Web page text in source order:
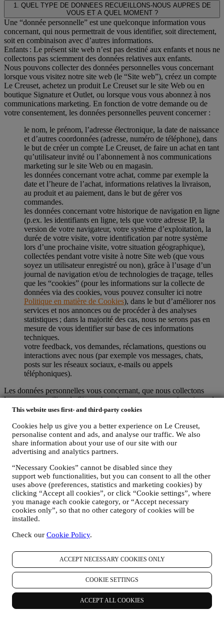
This website uses first- and third-party cookies
Cookies help us give you a better experience on Le Creuset,
personalise content and ads, and analyse our traffic. We also
share information about your use of our site with our
advertising and analytics partners.
“Necessary Cookies” cannot be disabled since they
support web functionalities, but you can consent to all the other
uses above (preferences, statistics and marketing cookies) by
clicking “Accept all cookies”, or click “Cookie settings”, where
you manage each cookie category, or “Accept necessary
cookies only”, so that no other category of cookies will be
installed.
Check our Cookie Policy.
ACCEPT NECESSARY COOKIES ONLY
COOKIE SETTINGS
ACCEPT ALL COOKIES
1. QUEL TYPE DE DONNEES RECUEILLONS-NOUS AUPRES DE
VOUS ET A QUEL MOMENT ?
Une “donnée personnelle” est une quelconque information vous
concernant, qui nous permettrait de vous identifier, soit directement,
soit en combinaison avec d’autres informations.
Enfants : Le présent site web n’est pas destiné aux enfants et nous ne
collectons pas sciemment des données relatives aux enfants.
Nous pouvons collecter des données personnelles vous concernant
lorsque vous visitez notre site web (le “Site web”), créez un compte
Le Creuset, achetez un produit Le Creuset sur le site Web ou en
boutique Signature et Outlet, ou lorsque vous vous abonnez à nos
communications marketing. En fonction de votre demande ou de
votre consentement, les données personnelles peuvent concerner :
le nom, le prénom, l’adresse électronique, la date de naissance
et d’autres coordonnées (adresse, numéro de téléphone), dans
le but de créer un compte Le Creuset, de faire un achat en tant
qu’utilisateur invité ou l’abonnement à nos communications
marketing sur le site Web ou en magasin.
les données concernant votre achat, comme par exemple la
date et l’heure de l’achat, informations relatives la livraison,
au produit et au paiement, dans le but de gérer vos
commandes.
les données concernant votre historique de navigation en ligne
(p.ex. les identifiants en ligne, tels que votre adresse IP, la
version de votre navigateur, votre système d’exploitation, la
durée de votre visite, votre identification par notre système
lors d’une prochaine visite, votre situation géographique),
collectées pendant votre visite à notre Site web (que vous
soyez un utilisateur enregistré ou non), grâce à l’usage d’un
journal de navigation et/ou de technologies de traçage, telles
que les “cookies” (pour les informations sur la collecte de
données via des cookies, vous pouvez consulter ici notre
Politique en matière de Cookies), dans le but d’améliorer nos
services et nos annonces ou de procéder à des analyses
statistiques ; dans la majorité des cas, nous ne serons pas en
mesure de vous identifier sur base de ces informations
techniques.
votre feedback, vos demandes, réclamations, questions ou
interactions avec nous (par exemple vos messages, chats,
posts sur les réseaux sociaux, e-mails ou appels
téléphoniques).
Les données personnelles vous concernant, que nous collectons
lorsque vous utilisez le Site web ou lorsque vous nous fournissez de
toute autre façon une quelconque information d’identification
privée sont expliqués sous le paragraphe 8 ci-dessous.
2. QUI RECUEILLE VOS DONNEES PERSONNELLES ?
Le contrôleur des données relatives aux services d’e-commerce
proposés sur le Site web est Le Creuset Benelux SA, dont le siège
social est établi à Le Creuset Benelux SA, 4 Rue de la Presse, 1000
Bruxelles, Belgique.
Si vous acceptez de recevoir des communications commerciales de
notre part, vous ferez partie de la base de données des
consommateurs du groupe Le Creuset. Celle-ci est gérée
conjointement, par Le Creuset BENELUX et Group AG, dont le
siège social est situé à Neuhofstrasse 4, 6340 Baar, en Suisse. Son
B62153630, dont les bureaux sont situés Paseo de Gracia 9 2º,
pourvoit (a) à Le Creuset Group AG la responsabilité de la stratégie
marketing globale et de l’expérience client personnalisée ; (b) aux
filiales locales Le Creuset le bénéfice et l’implantation de cette
stratégie, ainsi que la possibilité de développer des initiatives
marketing et communication de manière indépendante ; (c) à toutes
les parties le devoir de traiter de vos demandes concernant vos droits
sur vos données.